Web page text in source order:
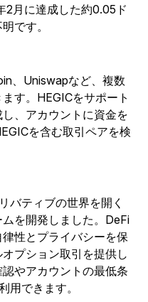
2月に達成した約0.05ド
です。
、Uniswapなど、複数
す。HEGICをサポート
、アカウントに資金を
を含む取引ペアを検
バティブの世界を開く
を開発しました。DeFi
性とプライバシーを保
プション取引を提供し
やアカウントの最低条
用できます。